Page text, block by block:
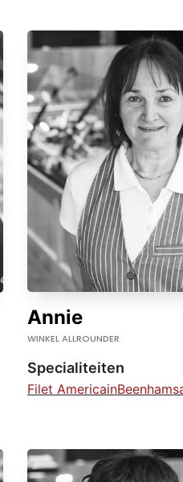
Annie
WINKEL ALLROUNDER
Specialiteiten
Filet Americain